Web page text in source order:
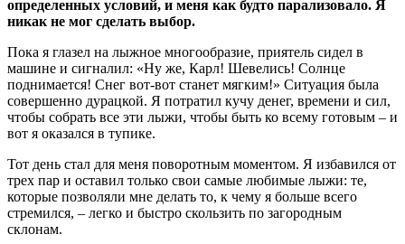
определенных условий, и меня как будто парализовало. Я
никак не мог сделать выбор.
Пока я глазел на лыжное многообразие, приятель сидел в
машине и сигналил: «Ну же, Карл! Шевелись! Солнце
поднимается! Снег вот-вот станет мягким!» Ситуация была
совершенно дурацкой. Я потратил кучу денег, времени и сил,
чтобы собрать все эти лыжи, чтобы быть ко всему готовым – и
вот я оказался в тупике.
Тот день стал для меня поворотным моментом. Я избавился от
трех пар и оставил только свои самые любимые лыжи: те,
которые позволяли мне делать то, к чему я больше всего
стремился, – легко и быстро скользить по загородным
склонам.